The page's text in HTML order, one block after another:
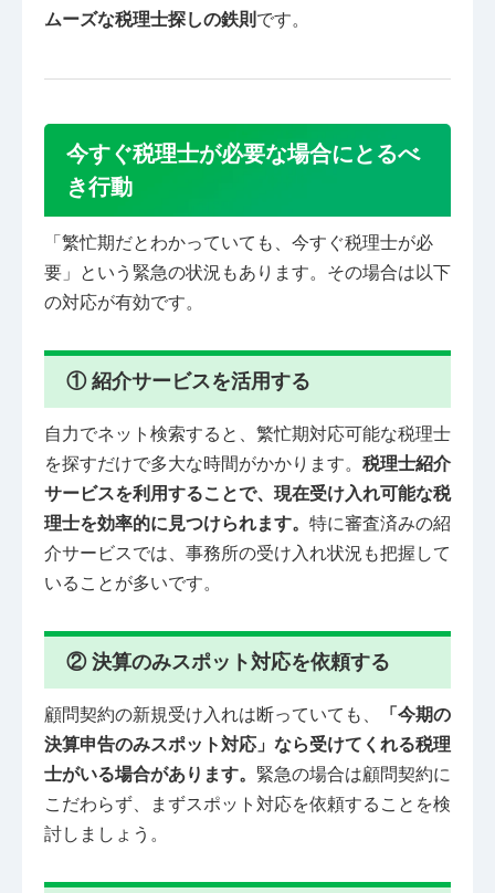
ムーズな税理士探しの鉄則 です。
今すぐ税理士が必要な場合にとるべ
き行動
「繁忙期だとわかっていても、今すぐ税理士が必
要」という緊急の状況もあります。その場合は以下
の対応が有効です。
① 紹介サービスを活用する
自力でネット検索すると、繁忙期対応可能な税理士
を探すだけで多大な時間がかかります。 税理士紹介
サービスを利用することで、現在受け入れ可能な税
理士を効率的に見つけられます。 特に審査済みの紹
介サービスでは、事務所の受け入れ状況も把握して
いることが多いです。
② 決算のみスポット対応を依頼する
顧問契約の新規受け入れは断っていても、
「今期の
決算申告のみスポット対応」なら受けてくれる税理
士がいる場合があります。 緊急の場合は顧問契約に
こだわらず、まずスポット対応を依頼することを検
討しましょう。